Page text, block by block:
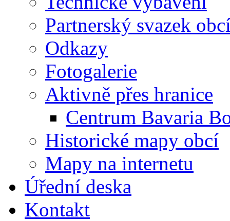
Partnerský svazek
Odkazy
Fotogalerie
Aktivně přes hranice
Centrum Bavaria
Historické mapy obcí
Mapy na internetu
Úřední deska
Kontakt